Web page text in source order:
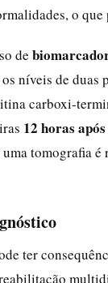
o
de
os níveis de
carboxi-
12 horas
tomografia
ter